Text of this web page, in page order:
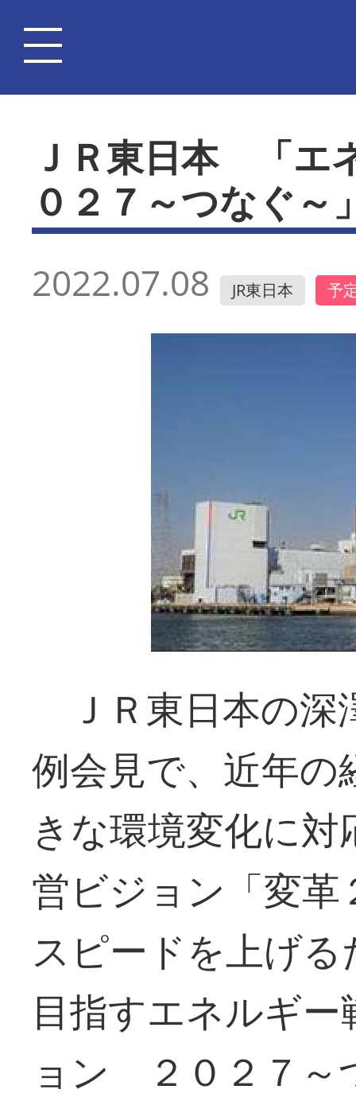
ＪＲ東日本 「エ
０２７～つなぐ～
2022.07.08 JR東日本 予
ＪＲ東日本の深
例会見で、近年の
きな環境変化に
営ビジョン「変
スピードを上げ
目指すエネルギ
ョン ２０２７～